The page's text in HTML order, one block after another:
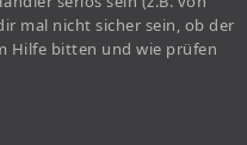
mal nicht sicher sein, ob der
Hilfe bitten und wie prüfen